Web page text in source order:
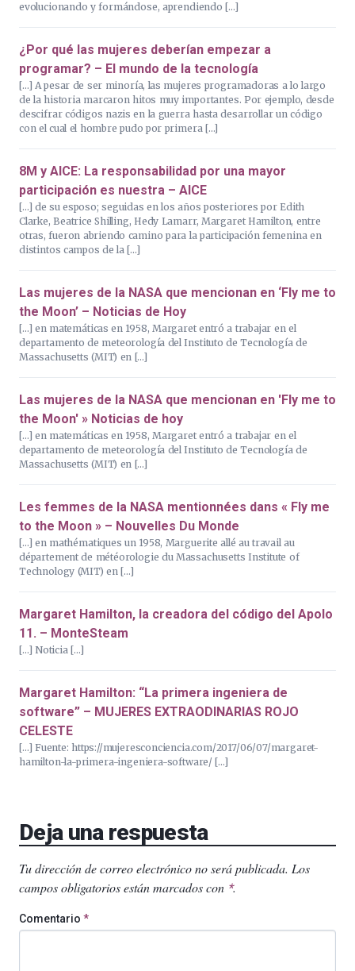
evolucionando y formándose, aprendiendo […]
¿Por qué las mujeres deberían empezar a
programar? – El mundo de la tecnología
[…] A pesar de ser minoría, las mujeres programadoras a lo largo
de la historia marcaron hitos muy importantes. Por ejemplo, desde
descifrar códigos nazis en la guerra hasta desarrollar un código
con el cual el hombre pudo por primera […]
8M y AICE: La responsabilidad por una mayor
participación es nuestra – AICE
[…] de su esposo; seguidas en los años posteriores por Edith
Clarke, Beatrice Shilling, Hedy Lamarr, Margaret Hamilton, entre
otras, fueron abriendo camino para la participación femenina en
distintos campos de la […]
Las mujeres de la NASA que mencionan en ‘Fly me to
the Moon’ – Noticias de Hoy
[…] en matemáticas en 1958, Margaret entró a trabajar en el
departamento de meteorología del Instituto de Tecnología de
Massachusetts (MIT) en […]
Las mujeres de la NASA que mencionan en 'Fly me to
the Moon' » Noticias de hoy
[…] en matemáticas en 1958, Margaret entró a trabajar en el
departamento de meteorología del Instituto de Tecnología de
Massachusetts (MIT) en […]
Les femmes de la NASA mentionnées dans « Fly me
to the Moon » – Nouvelles Du Monde
[…] en mathématiques un 1958, Marguerite allé au travail au
département de météorologie du Massachusetts Institute of
Technology (MIT) en […]
Margaret Hamilton, la creadora del código del Apolo
11. – MonteSteam
[…] Noticia […]
Margaret Hamilton: “La primera ingeniera de
software” – MUJERES EXTRAODINARIAS ROJO
CELESTE
[…] Fuente: https://mujeresconciencia.com/2017/06/07/margaret-
hamilton-la-primera-ingeniera-software/ […]
Deja una respuesta
Tu dirección de correo electrónico no será publicada. Los
campos obligatorios están marcados con *.
Comentario *